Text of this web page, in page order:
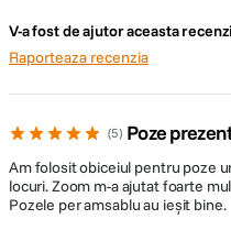
V-a fost de ajutor aceasta
Raporteaza recenzia
5 Poze
Am folosit obiceiul pentru poze
locuri. Zoom m-a ajutat foarte
Pozele per amsablu au ieșit bine.